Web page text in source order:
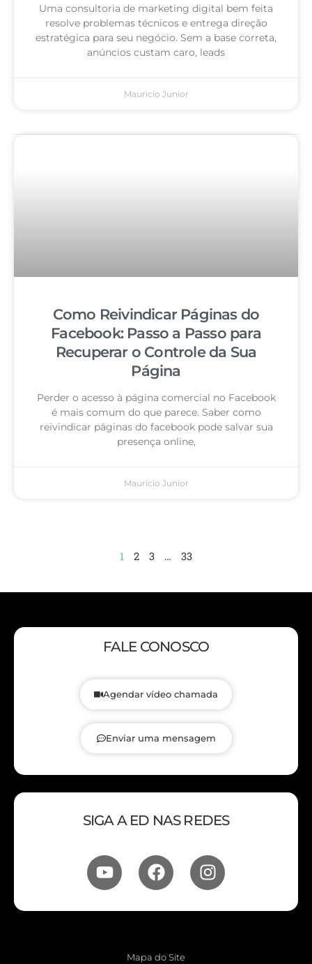
Uma consultoria de marketing digital bem feita
resolve problemas técnicos e entrega direção
estratégica para seu negócio. Sem a base correta,
anúncios custam caro, leads
Mauricio Junior
Como Reivindicar Páginas do
Facebook: Passo a Passo para
Recuperar o Controle da Sua
Página
Perder o acesso à página comercial no Facebook
é mais comum do que parece. Saber como
reivindicar páginas do facebook pode salvar sua
presença online,
Mauricio Junior
1 2 3 … 33
FALE CONOSCO
Agendar vídeo chamada
Enviar uma mensagem
SIGA A ED NAS REDES
Mapa do Site